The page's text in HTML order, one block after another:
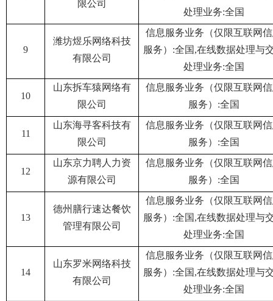
限公司
处理业务:全国
9
潍坊煜乐网络科技
有限公司
信息服务业务（仅限互联网
服务）:全国,在线数据处理与
处理业务:全国
10
山东拆车猿网络有
限公司
信息服务业务（仅限互联网
服务）:全国
11
山东海寻客科技有
限公司
信息服务业务（仅限互联网
服务）:全国
12
山东京力聘人力资
源有限公司
信息服务业务（仅限互联网
服务）:全国
13
德州膳行速达餐饮
管理有限公司
信息服务业务（仅限互联网
服务）:全国,在线数据处理与
处理业务:全国
14
山东罗米网络科技
有限公司
信息服务业务（仅限互联网
服务）:全国,在线数据处理与
处理业务:全国